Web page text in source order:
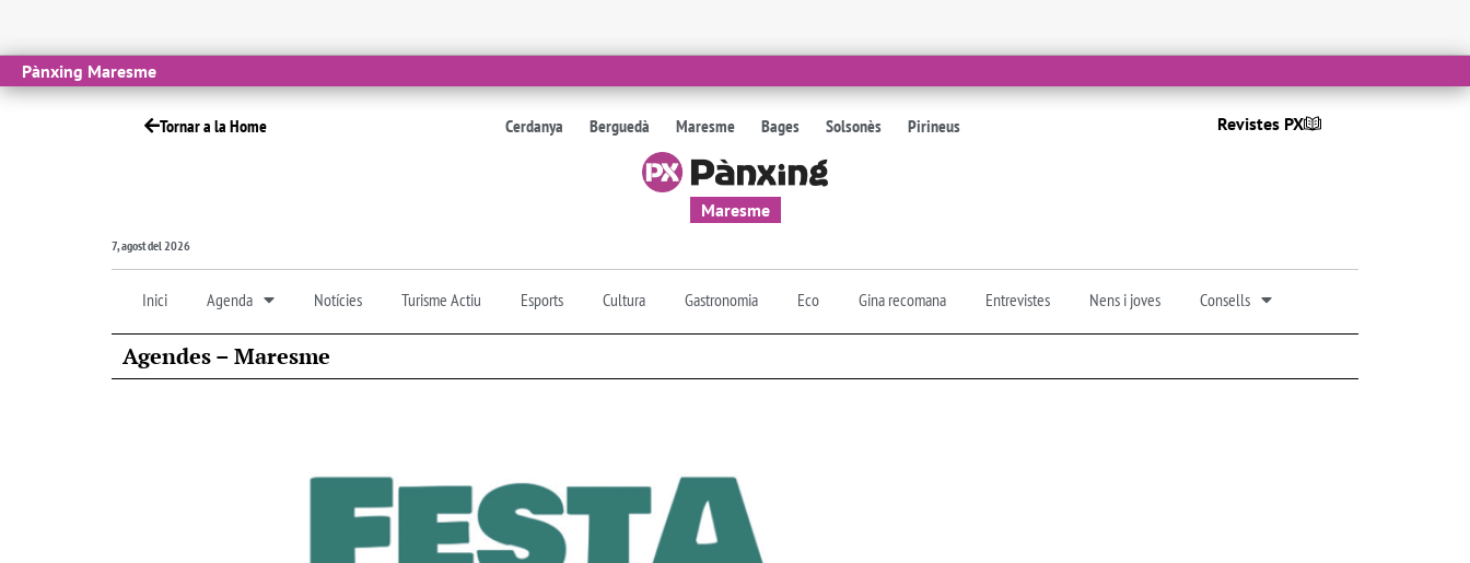
Pànxing Maresme
Tornar a la Home Cerdanya Berguedà Maresme Bages Solsonès Pirineus Revistes PX
Maresme
7, agost del 2026
Inici Agenda Notícies Turisme Actiu Esports Cultura Gastronomia Eco Gina recomana Entrevistes Nens i joves Consells
Agendes – Maresme